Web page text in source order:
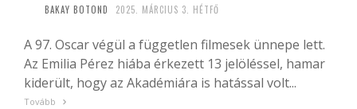
BAKAY BOTOND 2025. MÁRCIUS 3. HÉTFŐ
A 97. Oscar végül a független filmesek ünnepe lett.
Az Emilia Pérez hiába érkezett 13 jelöléssel, hamar
kiderült, hogy az Akadémiára is hatással volt...
Tovább